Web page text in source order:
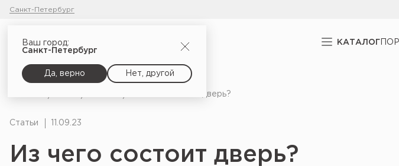
Санкт-Петербург
КАТАЛОГ
Ваш город:
Санкт-Петербург
Да, верно Нет, другой
Из чего состоит дверь?
Статьи 11.09.23
Из чего состоит дверь?